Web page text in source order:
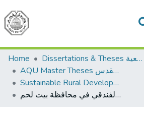
Communities &
All of DSpace
Home
Dissertations & Theses الرسائل الجامعية
AQU Master Theses الرسائل الجامعية الخاصة بجامعة القدس
Sustainable Rural Development التنمية الريفية المستدامة
واقع التخطيط الإستراتيجي في القطاع الفندقي في محافظة بيت لحم